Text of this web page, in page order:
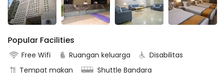
Popular Facilities
Free Wifi Ruangan keluarga
Disabilitas
Tempat makan
Shuttle Bandara